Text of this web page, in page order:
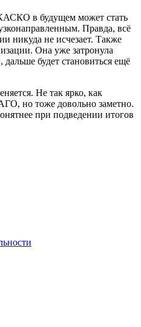
в будущем может стать
Правда, всё
никуда не исчезает. Также
Она уже затронула
будет становиться ещё
Не так ярко, как
но тоже довольно заметно.
при подведении итогов